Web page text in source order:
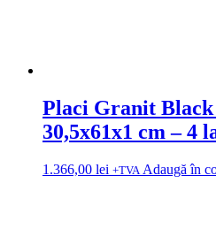
Placi Granit
30,5x61x1 cm – 4
1.366,00 lei +TVA Adaugă în